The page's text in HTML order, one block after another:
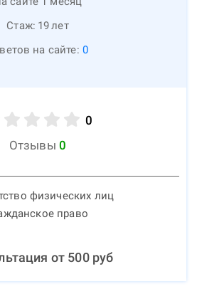
Стаж: 19лет
на сайте: 0
0
Отзывы 0
физических лиц
право
от 500руб